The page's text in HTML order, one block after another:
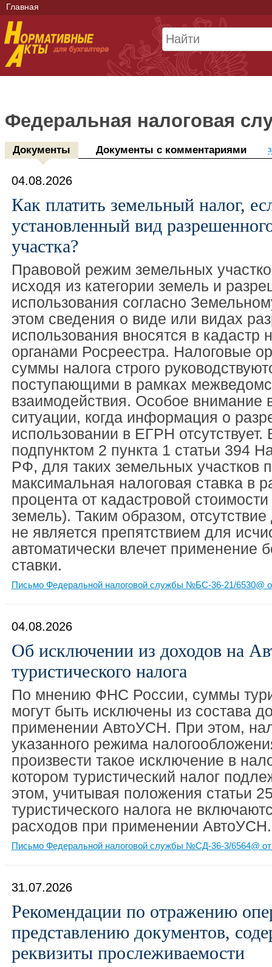
Главная
Федеральная налоговая
Документы Документы с комментариями
04.08.2026
Как платить земельный налог,
установленный вид
участка?
Правовой режим земельных
исходя из категории земель и
использования согласно
этом сведения о виде или видах
использования вносятся в кадастр
органами Росреестра. Налоговые
суммы налога строго
поступающими в рамках
взаимодействия. Особое внимание
ситуации, когда информация о
использовании в ЕГРН отсутствует.
подпунктом 2 пункта 1 статьи 394
РФ, для таких земельных участков
максимальная налоговая ставка в
процента от кадастровой
земель). Таким образом,
не является препятствием для
автоматически влечет применение
ставки.
Письмо Федеральной налоговой службы №БС-36-21/6530@
04.08.2026
Об исключении из доходов на
туристического налога
По мнению ФНС России, суммы
могут быть исключены из состава
применении АвтоУСН. При этом,
указанного режима
произвести такое исключение в
котором туристический налог
этом, учитывая положения статьи
туристического налога не
расходов при применении АвтоУСН.
Письмо Федеральной налоговой службы №СД-36-3/6564@ от
31.07.2026
Рекомендации по отражению
представлению документов,
реквизиты прослеживаемости